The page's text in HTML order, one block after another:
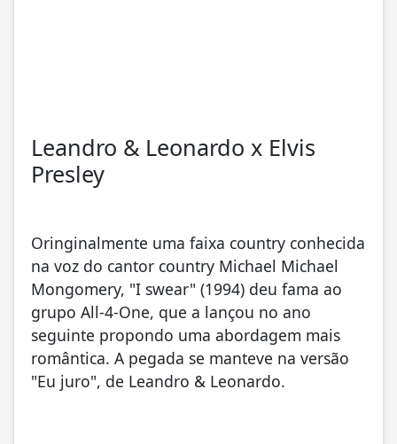
Leandro & Leonardo x Elvis
Presley
Oringinalmente uma faixa country conhecida
na voz do cantor country Michael Michael
Mongomery, "I swear" (1994) deu fama ao
grupo All-4-One, que a lançou no ano
seguinte propondo uma abordagem mais
romântica. A pegada se manteve na versão
"Eu juro", de Leandro & Leonardo.